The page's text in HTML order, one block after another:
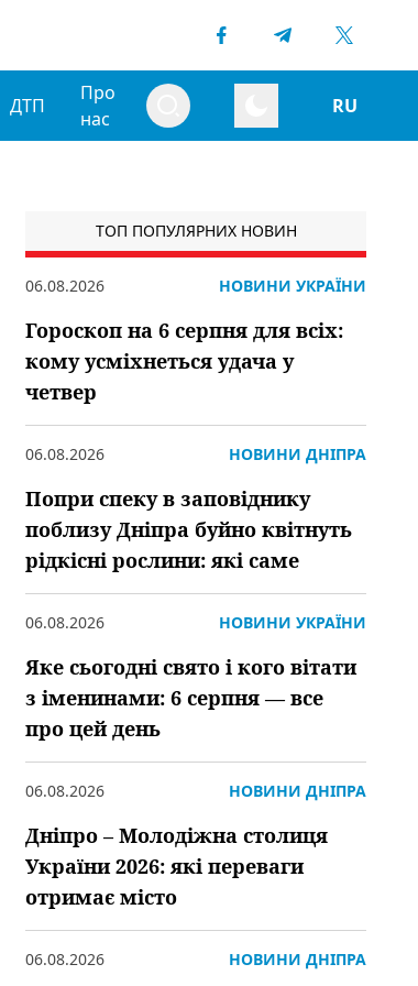
ДТП
Про
нас
RU
ТОП ПОПУЛЯРНИХ НОВИН
06.08.2026 НОВИНИ УКРАЇНИ
Гороскоп на 6 серпня для всіх:
кому усміхнеться удача у
четвер
06.08.2026 НОВИНИ ДНІПРА
Попри спеку в заповіднику
поблизу Дніпра буйно квітнуть
рідкісні рослини: які саме
06.08.2026 НОВИНИ УКРАЇНИ
Яке сьогодні свято і кого вітати
з іменинами: 6 серпня — все
про цей день
06.08.2026 НОВИНИ ДНІПРА
Дніпро – Молодіжна столиця
України 2026: які переваги
отримає місто
06.08.2026 НОВИНИ ДНІПРА